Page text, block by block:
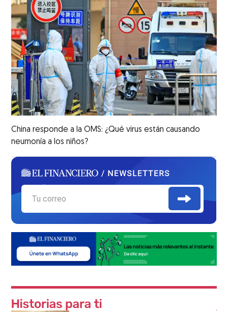
China responde a la OMS: ¿Qué virus están causando
neumonía a los niños?